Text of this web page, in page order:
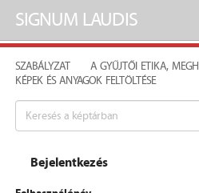
SIGNUM LAUDIS
SZABÁLYZAT
A GYŰJTŐI ETIKA,
KÉPEK ÉS ANYAGOK FELTÖLTÉSE
Bejelentkezés